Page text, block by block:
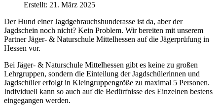
Erstellt: 21. März 2025
Der Hund einer Jagdgebrauchshunderasse ist da, aber der
Jagdschein noch nicht? Kein Problem. Wir bereiten mit unserem
Partner Jäger- & Naturschule Mittelhessen auf die Jägerprüfung in
Hessen vor.
Bei Jäger- & Naturschule Mittelhessen gibt es keine zu großen
Lehrgruppen, sondern die Einteilung der Jagdschülerinnen und
Jagdschüler erfolgt in Kleingruppengröße zu maximal 5 Personen.
Individuell kann so auch auf die Bedürfnisse des Einzelnen bestens
eingegangen werden.